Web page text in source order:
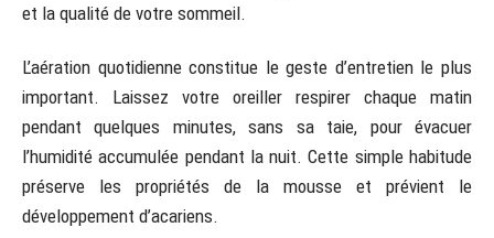
et la qualité de votre sommeil.
L’aération quotidienne constitue le geste d’entretien le plus
important. Laissez votre oreiller respirer chaque matin
pendant quelques minutes, sans sa taie, pour évacuer
l’humidité accumulée pendant la nuit. Cette simple habitude
préserve les propriétés de la mousse et prévient le
développement d’acariens.